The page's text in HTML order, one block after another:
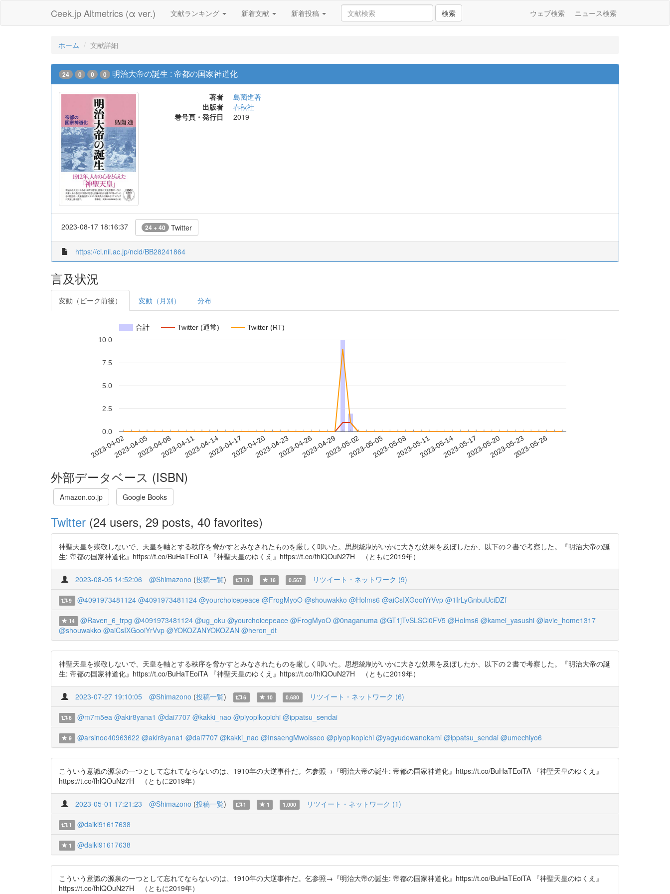
Ceek.jp Altmetrics (α ver.) 文献ランキング 新着文献 新着投稿 検索 ウェブ検索 ニュース検索
ホーム 文献詳細
24 0 0 0 明治大帝の誕生 : 帝都の国家神道化
著者
島薗進著
出版者
春秋社
巻号頁・発行日
2019
2023-08-17 18:16:37 24 + 40 Twitter
https://ci.nii.ac.jp/ncid/BB28241864
言及状況
変動（ピーク前後） 変動（月別） 分布
合計 Twitter (通常) Twitter (RT)
2023-04-022023-04-052023-04-082023-04-112023-04-142023-04-172023-04-202023-04-232023-04-262023-04-292023-05-022023-05-052023-05-082023-05-112023-05-142023-05-172023-05-202023-05-232023-05-26
0.0
2.5
5.0
7.5
10.0
外部データベース (ISBN)
Amazon.co.jp Google Books
Twitter (24 users, 29 posts, 40 favorites)
神聖天皇を崇敬しないで、天皇を軸とする秩序を脅かすとみなされたものを厳しく叩いた。思想統制がいかに大きな効果を及ぼしたか、以下の２書で考察した。『明治大帝の誕
生: 帝都の国家神道化』https://t.co/BuHaTEoiTA 『神聖天皇のゆくえ』https://t.co/fhlQOuN27H （ともに2019年）
2023-08-05 14:52:06 @Shimazono (投稿一覧) 10 16 0.567 リツイート・ネットワーク (9)
9 @4091973481124 @4091973481124 @yourchoicepeace @FrogMyoO @shouwakko @Holms6 @aiCsIXGooiYrVvp @1IrLyGnbuUciDZf
14 @Raven_6_trpg @4091973481124 @ug_oku @yourchoicepeace @FrogMyoO @0naganuma @GT1jTvSLSCl0FV5 @Holms6 @kamei_yasushi @lavie_home1317
@shouwakko @aiCsIXGooiYrVvp @YOKOZANYOKOZAN @heron_dt
神聖天皇を崇敬しないで、天皇を軸とする秩序を脅かすとみなされたものを厳しく叩いた。思想統制がいかに大きな効果を及ぼしたか、以下の２書で考察した。『明治大帝の誕
生: 帝都の国家神道化』https://t.co/BuHaTEoiTA 『神聖天皇のゆくえ』https://t.co/fhlQOuN27H （ともに2019年）
2023-07-27 19:10:05 @Shimazono (投稿一覧) 6 10 0.680 リツイート・ネットワーク (6)
6 @m7m5ea @akir8yana1 @dai7707 @kakki_nao @piyopikopichi @ippatsu_sendai
9 @arsinoe40963622 @akir8yana1 @dai7707 @kakki_nao @InsaengMwoisseo @piyopikopichi @yagyudewanokami @ippatsu_sendai @umechiyo6
こういう意識の源泉の一つとして忘れてならないのは、1910年の大逆事件だ。乞参照→『明治大帝の誕生: 帝都の国家神道化』https://t.co/BuHaTEoiTA 『神聖天皇のゆくえ』
https://t.co/fhlQOuN27H （ともに2019年）
2023-05-01 17:21:23 @Shimazono (投稿一覧) 1 1 1.000 リツイート・ネットワーク (1)
1 @daiki91617638
1 @daiki91617638
こういう意識の源泉の一つとして忘れてならないのは、1910年の大逆事件だ。乞参照→『明治大帝の誕生: 帝都の国家神道化』https://t.co/BuHaTEoiTA 『神聖天皇のゆくえ』
https://t.co/fhlQOuN27H （ともに2019年）